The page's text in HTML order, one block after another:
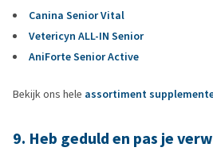
Canina Senior Vital
Vetericyn ALL-IN Senior
AniForte Senior Active
Bekijk ons hele assortiment
9. Heb geduld en pas je